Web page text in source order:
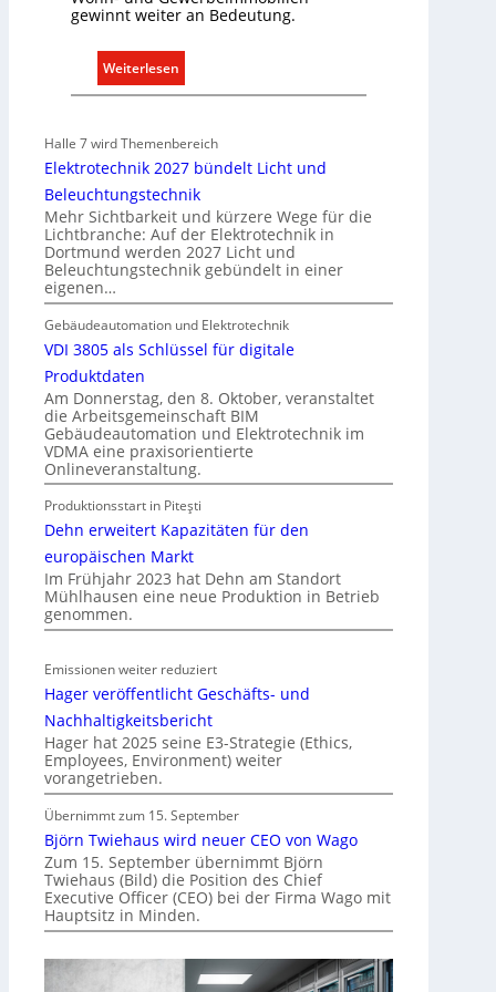
gewinnt weiter an Bedeutung.
Weiterlesen
A
b
u
d
e
r
E
l
e
t
r
o
m
o
b
i
l
i
t
ä
i
n
d
e
r
m
m
o
b
i
l
Halle 7 wird Themenbereich
Elektrotechnik 2027 bündelt Licht und
Beleuchtungstechnik
Mehr Sichtbarkeit und kürzere Wege für die
Lichtbranche: Auf der Elektrotechnik in
Dortmund werden 2027 Licht und
Beleuchtungstechnik gebündelt in einer
eigenen…
Gebäudeautomation und Elektrotechnik
VDI 3805 als Schlüssel für digitale
Produktdaten
Am Donnerstag, den 8. Oktober, veranstaltet
die Arbeitsgemeinschaft BIM
Gebäudeautomation und Elektrotechnik im
VDMA eine praxisorientierte
Onlineveranstaltung.
Produktionsstart in Piteşti
Dehn erweitert Kapazitäten für den
europäischen Markt
Im Frühjahr 2023 hat Dehn am Standort
Mühlhausen eine neue Produktion in Betrieb
genommen.
Emissionen weiter reduziert
Hager veröffentlicht Geschäfts- und
Nachhaltigkeitsbericht
Hager hat 2025 seine E3-Strategie (Ethics,
Employees, Environment) weiter
vorangetrieben.
Übernimmt zum 15. September
Björn Twiehaus wird neuer CEO von Wago
Zum 15. September übernimmt Björn
Twiehaus (Bild) die Position des Chief
Executive Officer (CEO) bei der Firma Wago mit
Hauptsitz in Minden.